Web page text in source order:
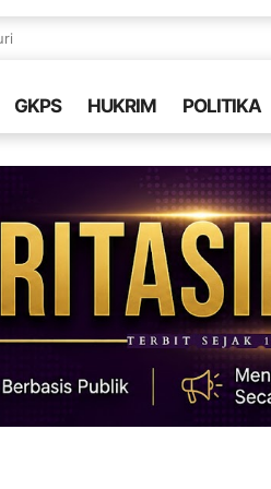
GKPS HUKRIM POLITIKA